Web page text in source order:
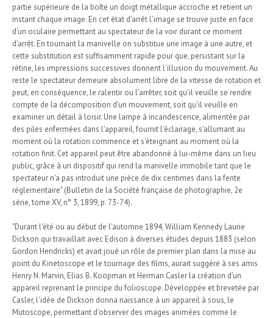
partie supérieure de la boîte un doigt métallique accroche et retient un
instant chaque image. En cet état d'arrêt l'image se trouve juste en face
d'un oculaire permettant au spectateur de la voir durant ce moment
d'arrêt. En tournant la manivelle on substitue une image à une autre, et
cette substitution est suffisamment rapide pour que, persistant sur la
rétine, les impressions successives donnent l'illusion du mouvement. Au
reste le spectateur demeure absolument libre de la vitesse de rotation et
peut, en conséquence, le ralentir ou l'arrêter, soit qu'il veuille se rendre
compte de la décomposition d'un mouvement, soit qu'il veuille en
examiner un détail à loisir. Une lampe à incandescence, alimentée par
des piles enfermées dans l'appareil, fournit l'éclairage, s'allumant au
moment où la rotation commence et s'éteignant au moment où la
rotation finit. Cet appareil peut être abandonné à lui-même dans un lieu
public, grâce à un dispositif qui rend la manivelle immobile tant que le
spectateur n'a pas introduit une pièce de dix centimes dans la fente
réglementaire" (Bulletin de la Société française de photographie, 2e
série, tome XV, n° 3, 1899, p. 73-74).
"Durant l'été ou au début de l'automne 1894, William Kennedy Laurie
Dickson qui travaillait avec Edison à diverses études depuis 1883 (selon
Gordon Hendricks) et avait joué un rôle de premier plan dans la mise au
point du Kinetoscope et le tournage des films, aurait suggéré à ses amis
Henry N. Marvin, Elias B. Koopman et Herman Casler la création d'un
appareil reprenant le principe du folioscope. Développée et brevetée par
Casler, l'idée de Dickson donna naissance à un appareil à sous, le
Mutoscope, permettant d'observer des images animées comme le